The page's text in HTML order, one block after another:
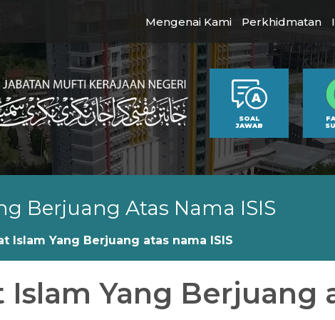
Mengenai Kami Perkhidmatan
SOAL
JAWAB
Berjuang Atas Nama ISIS
Islam Yang Berjuang atas nama ISIS
Yang Berjuang